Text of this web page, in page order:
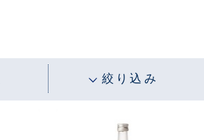
絞り込み